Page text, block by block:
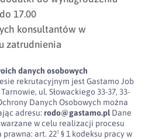
17.00
konsultantów w
zatrudnienia
danych osobowych
rekrutacyjnym jest Gastamo Job
ul. Słowackiego 33-37, 33-
Danych Osobowych można
adresu: rodo@gastamo.plDane
w celu realizacji procesu
art. 22¹ § 1 kodeksu pracy w